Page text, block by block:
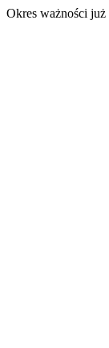
Okres ważności już